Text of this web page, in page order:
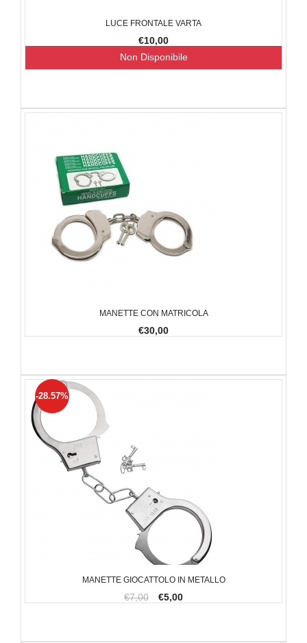
LUCE FRONTALE VARTA
€10,00
Non Disponibile
MANETTE CON MATRICOLA
€30,00
MANETTE GIOCATTOLO IN METALLO
€7,00 €5,00
-28.57%